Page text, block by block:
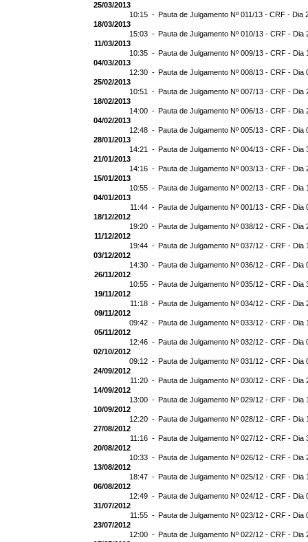
25/03/2013
10:15 - Pauta de Julgamento Nº 011/13 - CRF - Dia
18/03/2013
15:03 - Pauta de Julgamento Nº 010/13 - CRF - Dia
11/03/2013
10:35 - Pauta de Julgamento Nº 009/13 - CRF - Dia
04/03/2013
12:30 - Pauta de Julgamento Nº 008/13 - CRF - Dia
25/02/2013
10:51 - Pauta de Julgamento Nº 007/13 - CRF - Dia
18/02/2013
14:00 - Pauta de Julgamento Nº 006/13 - CRF - Dia
04/02/2013
12:48 - Pauta de Julgamento Nº 005/13 - CRF - Dia
28/01/2013
14:21 - Pauta de Julgamento Nº 004/13 - CRF - Dia
21/01/2013
14:16 - Pauta de Julgamento Nº 003/13 - CRF - Dia
15/01/2013
10:55 - Pauta de Julgamento Nº 002/13 - CRF - Dia
04/01/2013
11:44 - Pauta de Julgamento Nº 001/13 - CRF - Dia
18/12/2012
19:20 - Pauta de Julgamento Nº 038/12 - CRF - Dia
11/12/2012
19:44 - Pauta de Julgamento Nº 037/12 - CRF - Dia
03/12/2012
14:30 - Pauta de Julgamento Nº 036/12 - CRF - Dia
26/11/2012
10:55 - Pauta de Julgamento Nº 035/12 - CRF - Dia
19/11/2012
11:18 - Pauta de Julgamento Nº 034/12 - CRF - Dia
09/11/2012
09:42 - Pauta de Julgamento Nº 033/12 - CRF - Dia
05/11/2012
12:46 - Pauta de Julgamento Nº 032/12 - CRF - Dia
02/10/2012
09:12 - Pauta de Julgamento Nº 031/12 - CRF - Dia
24/09/2012
11:20 - Pauta de Julgamento Nº 030/12 - CRF - Dia
14/09/2012
13:00 - Pauta de Julgamento Nº 029/12 - CRF - Dia
10/09/2012
12:20 - Pauta de Julgamento Nº 028/12 - CRF - Dia
27/08/2012
11:16 - Pauta de Julgamento Nº 027/12 - CRF - Dia
20/08/2012
10:33 - Pauta de Julgamento Nº 026/12 - CRF - Dia
13/08/2012
18:47 - Pauta de Julgamento Nº 025/12 - CRF - Dia
06/08/2012
12:49 - Pauta de Julgamento Nº 024/12 - CRF - Dia
31/07/2012
11:55 - Pauta de Julgamento Nº 023/12 - CRF - Dia
23/07/2012
12:00 - Pauta de Julgamento Nº 022/12 - CRF - Dia